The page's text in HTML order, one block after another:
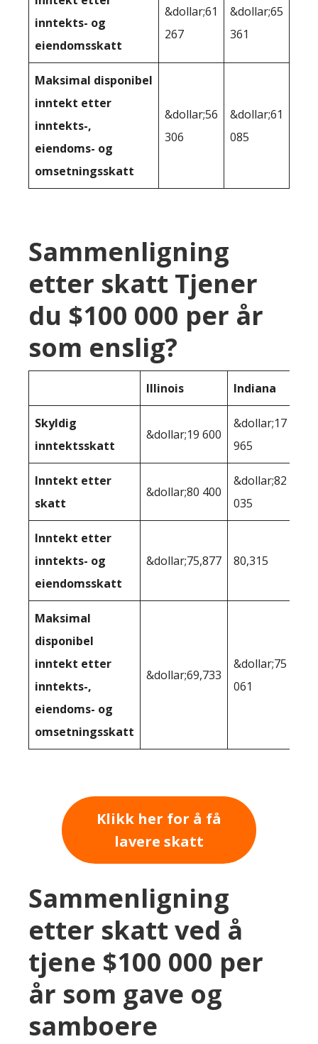
inntekts- og
eiendomsskatt
&dollar;61
267
&dollar;65
361
Maksimal disponibel
inntekt etter
inntekts-,
eiendoms- og
omsetningsskatt
&dollar;56
306
&dollar;61
085
Sammenligning
etter skatt Tjener
du $100 000 per år
som enslig?
Illinois Indiana
Skyldig
inntektsskatt
&dollar;19 600
&dollar;17
965
Inntekt etter
skatt
&dollar;80 400
&dollar;82
035
Inntekt etter
inntekts- og
eiendomsskatt
&dollar;75,877 80,315
Maksimal
disponibel
inntekt etter
inntekts-,
eiendoms- og
omsetningsskatt
&dollar;69,733
&dollar;75
061
Klikk her for å få
lavere skatt
Sammenligning
etter skatt ved å
tjene $100 000 per
år som gave og
samboere